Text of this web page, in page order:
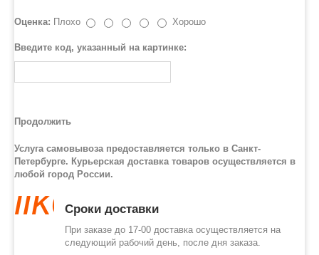
Оценка: Плохо Хорошо
Введите код, указанный на картинке:
Продолжить
Услуга самовывоза предоставляется только в Санкт-
Петербурге. Курьерская доставка товаров осуществляется в
любой город России.
likeСроки доставки
При заказе до 17-00 доставка осуществляется на
следующий рабочий день, после дня заказа.